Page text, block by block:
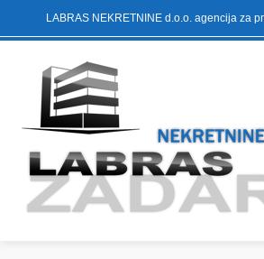
LABRAS NEKRETNINE d.o.o. agencija za